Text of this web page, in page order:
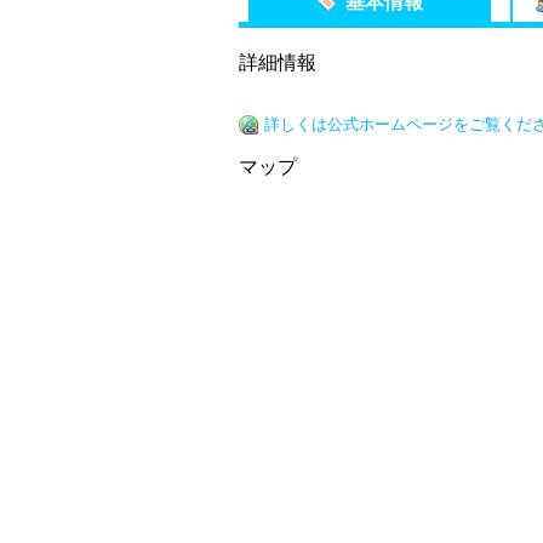
詳細情報
詳しくは公式ホームページをご覧くだ
マップ